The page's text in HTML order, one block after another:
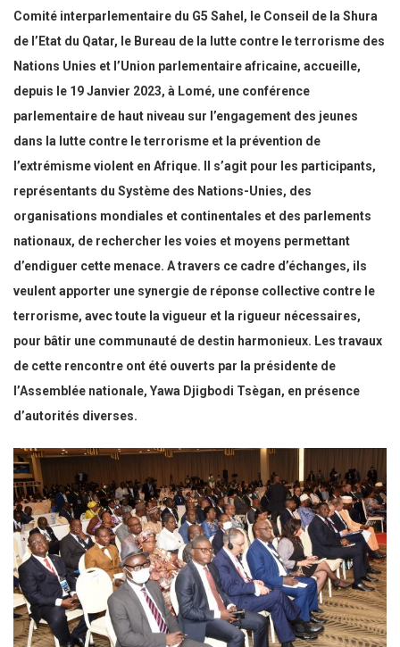
Comité interparlementaire du G5 Sahel, le Conseil de la Shura
de l’Etat du Qatar, le Bureau de la lutte contre le terrorisme des
Nations Unies et l’Union parlementaire africaine, accueille,
depuis le 19 Janvier 2023, à Lomé, une conférence
parlementaire de haut niveau sur l’engagement des jeunes
dans la lutte contre le terrorisme et la prévention de
l’extrémisme violent en Afrique. Il s’agit pour les participants,
représentants du Système des Nations-Unies, des
organisations mondiales et continentales et des parlements
nationaux, de rechercher les voies et moyens permettant
d’endiguer cette menace. A travers ce cadre d’échanges, ils
veulent apporter une synergie de réponse collective contre le
terrorisme, avec toute la vigueur et la rigueur nécessaires,
pour bâtir une communauté de destin harmonieux. Les travaux
de cette rencontre ont été ouverts par la présidente de
l’Assemblée nationale, Yawa Djigbodi Tsègan, en présence
d’autorités diverses.